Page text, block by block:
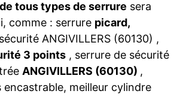
tous types de serrure sera
comme : serrure picard,
ANGIVILLERS (60130) ,
3 points , serrure de sécurité
ANGIVILLERS (60130) ,
meilleur cylindre